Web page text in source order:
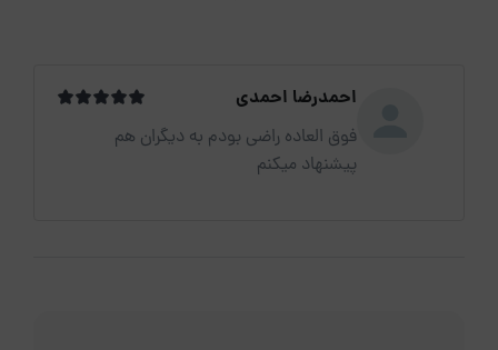
احمدرضا احمدی
فوق العاده راضی بودم به دیگران هم
پیشنهاد میکنم